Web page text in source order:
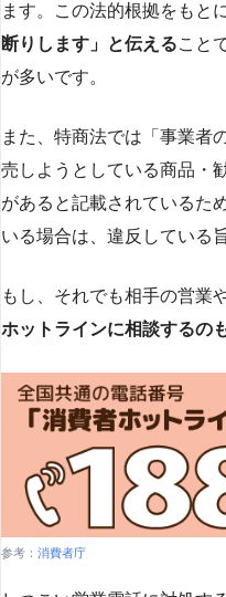
ます。この法的根拠をもとに
断りします」と伝えること
が多いです​​。
また、特商法では「事業者
売しようとしている商品・
があると記載されているた
いる場合は、違反している
もし、それでも相手の営業
ホットラインに相談するの
参考： 消費者庁